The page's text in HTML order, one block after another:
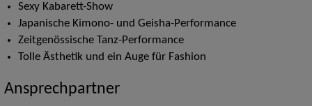
Sexy Kabarett-Show
Japanische Kimono- und Geisha-Performance
Zeitgenössische Tanz-Performance
Tolle Ästhetik und ein Auge für Fashion
Ansprechpartner